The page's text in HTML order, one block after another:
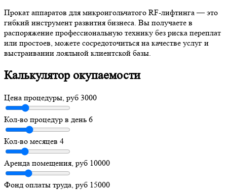
Прокат аппаратов для микроигольчатого RF-лифтинга — это
гибкий инструмент развития бизнеса. Вы получаете в
распоряжение профессиональную технику без риска переплат
или простоев, можете сосредоточиться на качестве услуг и
выстраивании лояльной клиентской базы.
Калькулятор окупаемости
Цена процедуры, руб 3000
Кол-во процедур в день 6
Кол-во месяцев 4
Аренда помещения, руб 10000
Фонд оплаты труда, руб 15000